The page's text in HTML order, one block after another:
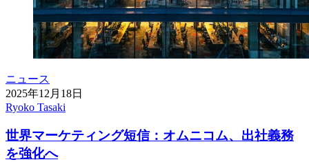
ニュース
2025年12月18日
Ryoko Tasaki
世界マーケティング短信：オムニコム、出社義務
を強化へ